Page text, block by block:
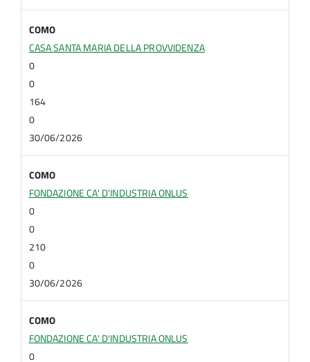
COMO
CASA SANTA MARIA DELLA PROVVIDENZA
0
0
164
0
30/06/2026
COMO
FONDAZIONE CA' D'INDUSTRIA ONLUS
0
0
210
0
30/06/2026
COMO
FONDAZIONE CA' D'INDUSTRIA ONLUS
0